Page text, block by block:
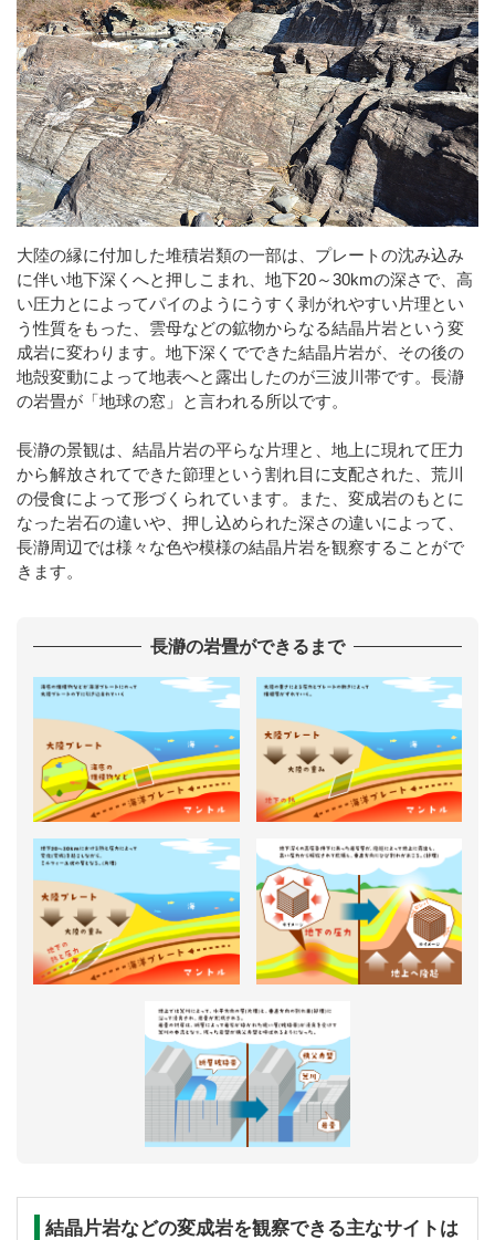
大陸の縁に付加した堆積岩類の一部は、プレートの沈み込み
に伴い地下深くへと押しこまれ、地下20～30kmの深さで、高
い圧力とによってパイのようにうすく剥がれやすい片理とい
う性質をもった、雲母などの鉱物からなる結晶片岩という変
成岩に変わります。地下深くでできた結晶片岩が、その後の
地殻変動によって地表へと露出したのが三波川帯です。長瀞
の岩畳が「地球の窓」と言われる所以です。
長瀞の景観は、結晶片岩の平らな片理と、地上に現れて圧力
から解放されてできた節理という割れ目に支配された、荒川
の侵食によって形づくられています。また、変成岩のもとに
なった岩石の違いや、押し込められた深さの違いによって、
長瀞周辺では様々な色や模様の結晶片岩を観察することがで
きます。
長瀞の岩畳ができるまで
結晶片岩などの変成岩を観察できる主なサイトは